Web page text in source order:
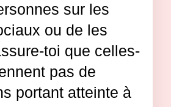
sur les
ou de les
toi que celles-
pas de
portant atteinte à